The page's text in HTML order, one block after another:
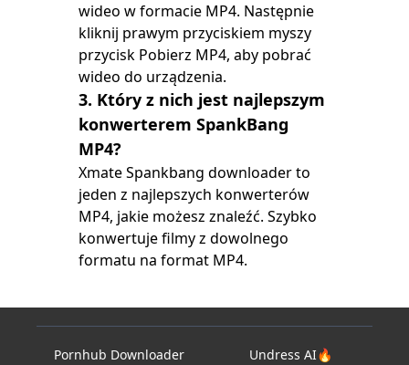
wideo w formacie MP4. Następnie
kliknij prawym przyciskiem myszy
przycisk Pobierz MP4, aby pobrać
wideo do urządzenia.
3. Który z nich jest najlepszym
konwerterem SpankBang
MP4?
Xmate Spankbang downloader to
jeden z najlepszych konwerterów
MP4, jakie możesz znaleźć. Szybko
konwertuje filmy z dowolnego
formatu na format MP4.
Pornhub Downloader Undress AI🔥